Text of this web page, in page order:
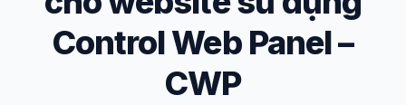
Control Web Panel –
CWP